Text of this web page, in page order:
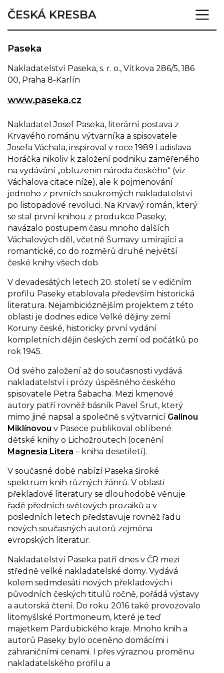
ČESKÁ KRESBA
Paseka
Nakladatelství Paseka, s. r. o., Vítkova 286/5, 186
00, Praha 8-Karlín
www.paseka.cz
Nakladatel Josef Paseka, literární postava z
Krvavého románu výtvarníka a spisovatele
Josefa Váchala, inspiroval v roce 1989 Ladislava
Horáčka nikoliv k založení podniku zaměřeného
na vydávání „obluzenin národa českého“ (viz
Váchalova citace níže), ale k pojmenování
jednoho z prvních soukromých nakladatelství
po listopadové revoluci. Na Krvavý román, který
se stal první knihou z produkce Paseky,
navázalo postupem času mnoho dalších
Váchalových děl, včetně Šumavy umírající a
romantické, co do rozměrů druhé největší
české knihy všech dob.
V devadesátých letech 20. století se v edičním
profilu Paseky etablovala především historická
literatura. Nejambicióznějším projektem z této
oblasti je dodnes edice Velké dějiny zemí
Koruny české, historicky první vydání
kompletních dějin českých zemí od počátků po
rok 1945.
Od svého založení až do současnosti vydává
nakladatelství i prózy úspěšného českého
spisovatele Petra Šabacha. Mezi kmenové
autory patří rovněž básník Pavel Šrut, který
mimo jiné napsal a společně s výtvarnicí Galinou
Miklínovou v Pasece publikoval oblíbené
dětské knihy o Lichožroutech (ocenění
Magnesia Litera – kniha desetiletí).
V současné době nabízí Paseka široké
spektrum knih různých žánrů. V oblasti
překladové literatury se dlouhodobě věnuje
řadě předních světových prozaiků a v
posledních letech představuje rovněž řadu
nových současných autorů zejména
evropských literatur.
Nakladatelství Paseka patří dnes v ČR mezi
středně velké nakladatelské domy. Vydává
kolem sedmdesáti nových překladových i
původních českých titulů ročně, pořádá výstavy
a autorská čtení. Do roku 2016 také provozovalo
litomyšlské Portmoneum, které je teď
majetkem Pardubického kraje. Mnoho knih a
autorů Paseky bylo oceněno domácími i
zahraničními cenami. I přes výraznou proměnu
nakladatelského profilu a